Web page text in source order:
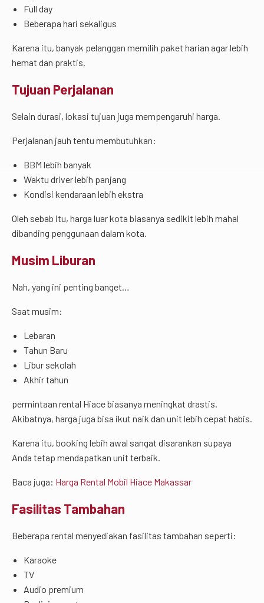
Full day
Beberapa hari sekaligus
Karena itu, banyak pelanggan memilih paket harian agar lebih
hemat dan praktis.
Tujuan Perjalanan
Selain durasi, lokasi tujuan juga mempengaruhi harga.
Perjalanan jauh tentu membutuhkan:
BBM lebih banyak
Waktu driver lebih panjang
Kondisi kendaraan lebih ekstra
Oleh sebab itu, harga luar kota biasanya sedikit lebih mahal
dibanding penggunaan dalam kota.
Musim Liburan
Nah, yang ini penting banget…
Saat musim:
Lebaran
Tahun Baru
Libur sekolah
Akhir tahun
permintaan rental Hiace biasanya meningkat drastis.
Akibatnya, harga juga bisa ikut naik dan unit lebih cepat habis.
Karena itu, booking lebih awal sangat disarankan supaya
Anda tetap mendapatkan unit terbaik.
Baca juga: Harga Rental Mobil Hiace Makassar
Fasilitas Tambahan
Beberapa rental menyediakan fasilitas tambahan seperti:
Karaoke
TV
Audio premium